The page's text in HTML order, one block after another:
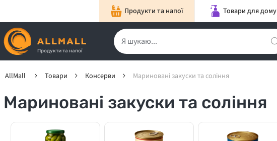
Продукти та напої Товари для дому
Продукти та напої
AllMall Товари Консерви Мариновані закуски та соління
Мариновані закуски та соління